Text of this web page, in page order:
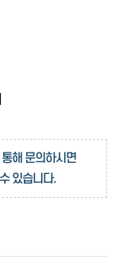
해 문의하시면
있습니다.